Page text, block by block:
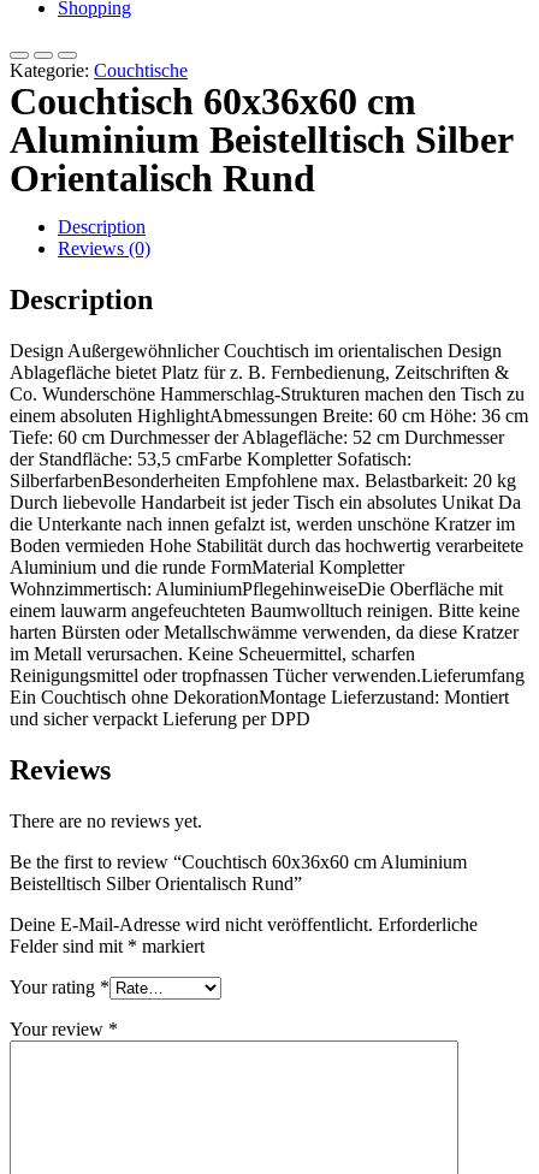
Shopping
Kategorie: Couchtische
Couchtisch 60x36x60 cm
Aluminium Beistelltisch Silber
Orientalisch Rund
Description
Reviews (0)
Description
Design Außergewöhnlicher Couchtisch im orientalischen Design
Ablagefläche bietet Platz für z. B. Fernbedienung, Zeitschriften &
Co. Wunderschöne Hammerschlag-Strukturen machen den Tisch zu
einem absoluten HighlightAbmessungen Breite: 60 cm Höhe: 36 cm
Tiefe: 60 cm Durchmesser der Ablagefläche: 52 cm Durchmesser
der Standfläche: 53,5 cmFarbe Kompletter Sofatisch:
SilberfarbenBesonderheiten Empfohlene max. Belastbarkeit: 20 kg
Durch liebevolle Handarbeit ist jeder Tisch ein absolutes Unikat Da
die Unterkante nach innen gefalzt ist, werden unschöne Kratzer im
Boden vermieden Hohe Stabilität durch das hochwertig verarbeitete
Aluminium und die runde FormMaterial Kompletter
Wohnzimmertisch: AluminiumPflegehinweiseDie Oberfläche mit
einem lauwarm angefeuchteten Baumwolltuch reinigen. Bitte keine
harten Bürsten oder Metallschwämme verwenden, da diese Kratzer
im Metall verursachen. Keine Scheuermittel, scharfen
Reinigungsmittel oder tropfnassen Tücher verwenden.Lieferumfang
Ein Couchtisch ohne DekorationMontage Lieferzustand: Montiert
und sicher verpackt Lieferung per DPD
Reviews
There are no reviews yet.
Be the first to review “Couchtisch 60x36x60 cm Aluminium
Beistelltisch Silber Orientalisch Rund”
Deine E-Mail-Adresse wird nicht veröffentlicht. Erforderliche
Felder sind mit * markiert
Your rating *
Your review *